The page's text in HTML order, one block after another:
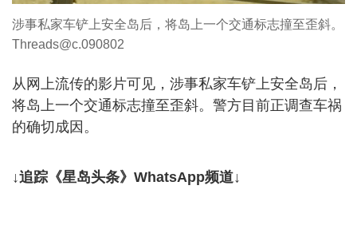
涉事私家车铲上安全岛后，将岛上一个交通标志撞至歪斜。
Threads@c.090802
从网上流传的影片可见，涉事私家车铲上安全岛后，
将岛上一个交通标志撞至歪斜。警方目前正调查车祸
的确切成因。
↓追踪《星岛头条》WhatsApp频道↓